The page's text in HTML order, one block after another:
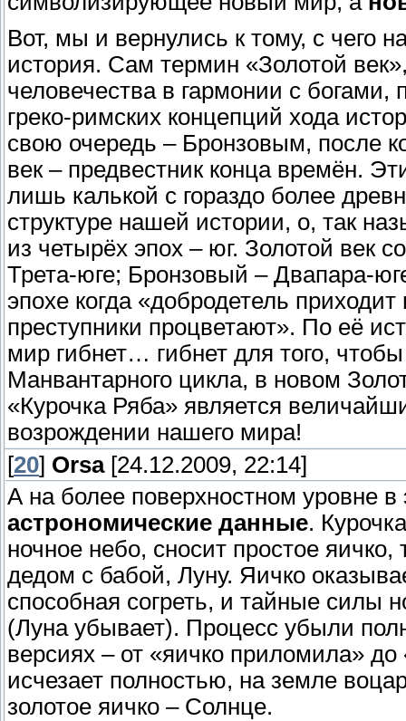
Вот, мы и вернулись к тому, с чего
история. Сам термин «Золотой
человечества в гармонии с
греко-римских концепций хода
свою очередь – Бронзовым, после
век – предвестник конца времён.
лишь калькой с гораздо более
структуре нашей истории, о, так
из четырёх эпох – юг. Золотой век
Трета-юге; Бронзовый – Двапара-
эпохе когда «добродетель
преступники процветают». По её
мир гибнет… гибнет для того,
Манвантарного цикла, в новом
«Курочка Ряба» является
возрождении нашего мира!
[20] Orsa[24.12.2009, 22:14]
А на более поверхностном уровне в
астрономические данные.
ночное небо, сносит простое
дедом с бабой, Луну. Яичко
способная согреть, и тайные силы
(Луна убывает). Процесс убыли
версиях – от «яичко приломила»
исчезает полностью, на земле
золотое яичко – Солнце.